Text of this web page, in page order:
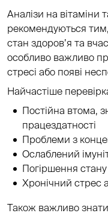
Аналізи на вітаміни
рекомендуються
стан здоров’я та
особливо важливо
стресі або появі
Найчастіше
Постійна втома,
працездатності
Проблеми з
Ослаблений
Погіршення стану
Хронічний стрес
Також важливо